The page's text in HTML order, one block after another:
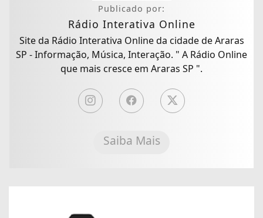
Publicado por:
Rádio Interativa Online
Site da Rádio Interativa Online da cidade de Araras
SP - Informação, Música, Interação. " A Rádio Online
que mais cresce em Araras SP ".
Saiba Mais